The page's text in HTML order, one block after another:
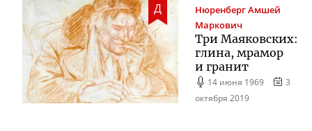
Д НюренбергАмшей
Маркович
Три Маяковских:
глина, мрамор
и гранит
14 июня 1969
3
октября 2019